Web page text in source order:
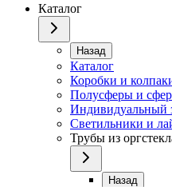
Каталог
Назад
Каталог
Коробки и
Полусферы и
Индивидуальный
Светильники и
Трубы из
Назад